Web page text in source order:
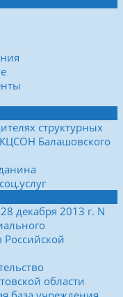
структурных
Балашовского
декабря 2013 г. N
области